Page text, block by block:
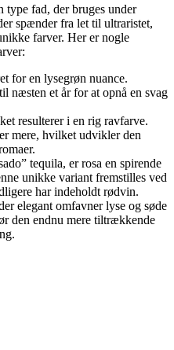
type fad, der bruges under
spænder fra let til ultraristet,
farver. Her er nogle
for en lysegrøn nuance.
næsten et år for at opnå en svag
resulterer i en rig ravfarve.
mere, hvilket udvikler den
tequila, er rosa en spirende
unikke variant fremstilles ved
har indeholdt rødvin.
elegant omfavner lyse og søde
den endnu mere tiltrækkende